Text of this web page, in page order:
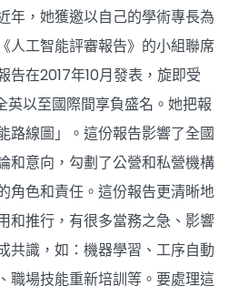
年，她獲邀以自己的學術專長為
人工智能評審報告》的小組聯席
告在2017年10月發表，旋即受
英以至國際間享負盛名。她把報
路線圖」。這份報告影響了全國
和意向，勾劃了公營和私營機構
角色和責任。這份報告更清晰地
和推行，有很多當務之急、影響
共識，如：機器學習、工序自動
職場技能重新培訓等。要處理這